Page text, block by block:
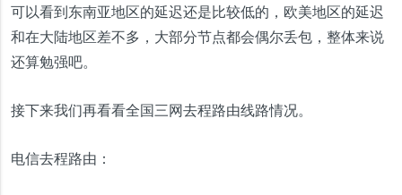
可以看到东南亚地区的延迟还是比较低的，欧美地区的延迟
和在大陆地区差不多，大部分节点都会偶尔丢包，整体来说
还算勉强吧。
接下来我们再看看全国三网去程路由线路情况。
电信去程路由：